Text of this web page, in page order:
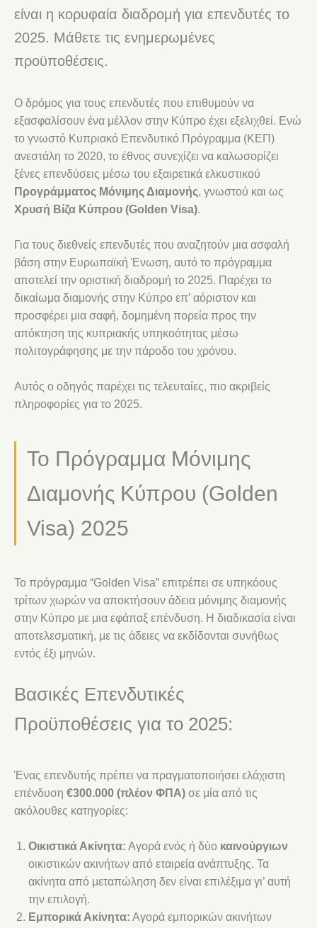
είναι η κορυφαία διαδρομή για επενδυτές το
2025. Μάθετε τις ενημερωμένες
προϋποθέσεις.
Ο δρόμος για τους επενδυτές που επιθυμούν να
εξασφαλίσουν ένα μέλλον στην Κύπρο έχει εξελιχθεί. Ενώ
το γνωστό Κυπριακό Επενδυτικό Πρόγραμμα (ΚΕΠ)
ανεστάλη το 2020, το έθνος συνεχίζει να καλωσορίζει
ξένες επενδύσεις μέσω του εξαιρετικά ελκυστικού
Προγράμματος Μόνιμης Διαμονής, γνωστού και ως
Χρυσή Βίζα Κύπρου (Golden Visa).
Για τους διεθνείς επενδυτές που αναζητούν μια ασφαλή
βάση στην Ευρωπαϊκή Ένωση, αυτό το πρόγραμμα
αποτελεί την οριστική διαδρομή το 2025. Παρέχει το
δικαίωμα διαμονής στην Κύπρο επ’ αόριστον και
προσφέρει μια σαφή, δομημένη πορεία προς την
απόκτηση της κυπριακής υπηκοότητας μέσω
πολιτογράφησης με την πάροδο του χρόνου.
Αυτός ο οδηγός παρέχει τις τελευταίες, πιο ακριβείς
πληροφορίες για το 2025.
Το Πρόγραμμα Μόνιμης
Διαμονής Κύπρου (Golden
Visa) 2025
Το πρόγραμμα “Golden Visa” επιτρέπει σε υπηκόους
τρίτων χωρών να αποκτήσουν άδεια μόνιμης διαμονής
στην Κύπρο με μια εφάπαξ επένδυση. Η διαδικασία είναι
αποτελεσματική, με τις άδειες να εκδίδονται συνήθως
εντός έξι μηνών.
Βασικές Επενδυτικές
Προϋποθέσεις για το 2025:
Ένας επενδυτής πρέπει να πραγματοποιήσει ελάχιστη
επένδυση €300.000 (πλέον ΦΠΑ) σε μία από τις
ακόλουθες κατηγορίες:
Οικιστικά Ακίνητα: Αγορά ενός ή δύο καινούργιων
οικιστικών ακινήτων από εταιρεία ανάπτυξης. Τα
ακίνητα από μεταπώληση δεν είναι επιλέξιμα γι’ αυτή
την επιλογή.
Εμπορικά Ακίνητα: Αγορά εμπορικών ακινήτων